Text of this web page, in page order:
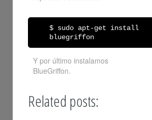
$ sudo apt-get install
bluegriffon
Y por último instalamos
BlueGriffon.
Related posts: